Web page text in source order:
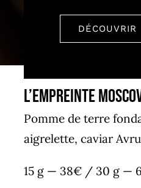
DÉCOUVRIR
L’Empreinte
Pomme de terre
aigrelette, caviar
15 g — 38€ / 30 g —